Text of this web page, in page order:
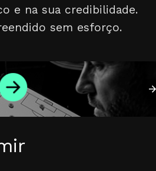
e na sua credibilidade.
sem esforço.